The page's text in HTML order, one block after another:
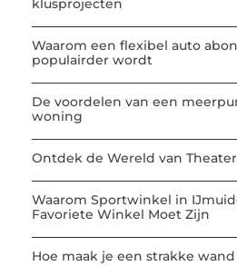
klusprojecten
Waarom een flexibel auto
populairder wordt
De voordelen van een
woning
Ontdek de Wereld van
Waarom Sportwinkel in
Favoriete Winkel Moet Zijn
Hoe maak je een strakke